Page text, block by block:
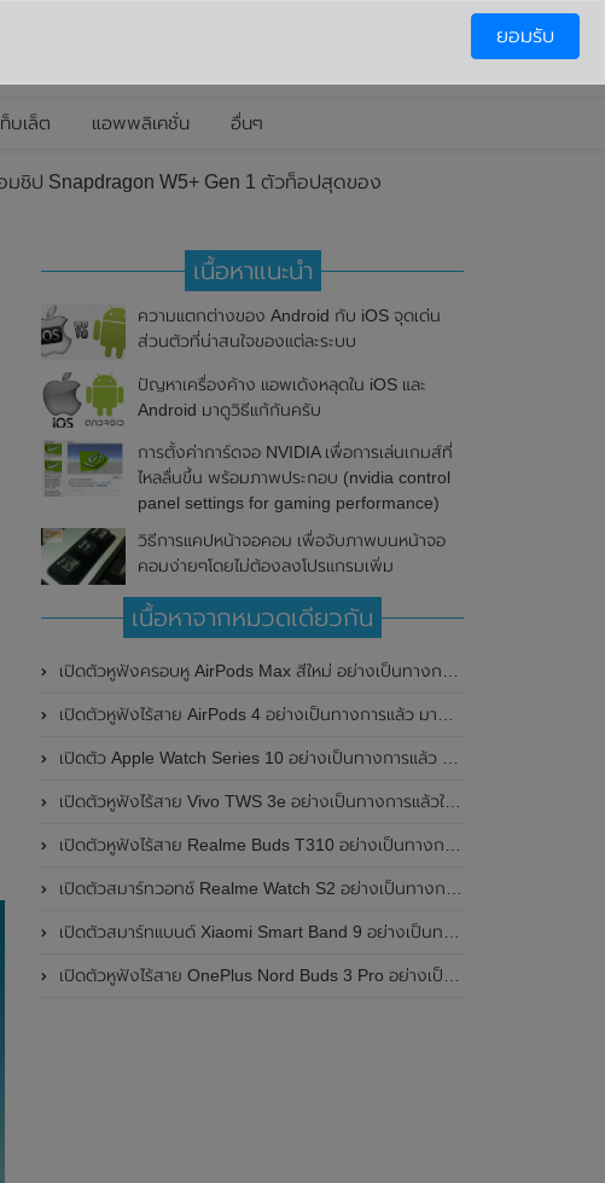
บเล็ต แอพพลิเคชั่น อื่นๆ
มชิป Snapdragon W5+ Gen 1 ตัวท็อปสุดของ
เนื้อหาแนะนำ
ความแตกต่างของ Android กับ iOS จุดเด่น
ส่วนตัวที่น่าสนใจของแต่ละระบบ
ปัญหาเครื่องค้าง แอพเด้งหลุดใน iOS และ
Android มาดูวิธีแก้กันครับ
การตั้งค่าการ์ดจอ NVIDIA เพื่อการเล่นเกมส์ที่
ไหลลื่นขึ้น พร้อมภาพประกอบ (nvidia control
panel settings for gaming performance)
วิธีการแคปหน้าจอคอม เพื่อจับภาพบนหน้าจอ
คอมง่ายๆโดยไม่ต้องลงโปรแกรมเพิ่ม
เนื้อหาจากหมวดเดียวกัน
เปิดตัวหูฟังครอบหู AirPods Max สีใหม่ อย่างเป็นทางการแล้ว
เปิดตัวหูฟังไร้สาย AirPods 4 อย่างเป็นทางการแล้ว มาพร้อม ANC และฟีเจอร์ใหม่มากมาย
เปิดตัว Apple Watch Series 10 อย่างเป็นทางการแล้ว มาพร้อมชิปเซ็ตรุ่น S10
เปิดตัวหูฟังไร้สาย Vivo TWS 3e อย่างเป็นทางการแล้วในประเทศอินเดีย มาพร้อมระบบตัดเสียงรบกวน ANC ที่ 30dB , ป้องกันฝุ่นและกันน้ำที่ระดับ IP54 , แบตเตอรี่สามารถใช้งานนานสูงสุด 36 ชั่วโมง
เปิดตัวหูฟังไร้สาย Realme Buds T310 อย่างเป็นทางการในประเทศอินเดีย มาพร้อมระบบตัดเสียงรบกวน ANC สูงสุด 46dB , เสียงรอบทิศทาง 360 องศา , แบตเตอรี่สามารถใช้งานได้นานสูงสุด 40 ชั่วโมง
เปิดตัวสมาร์ทวอทช์ Realme Watch S2 อย่างเป็นทางการในประเทศอินเดีย มาพร้อมตัวเรือนสแตนเลสสตีล , หน้าจอแสดงผล AMOLED ขนาด 1.43 นิ้ว , แบตเตอรี่ขนาดใหญ่ใช้งานได้นาน 20 วัน และรองรับคำสั่งเสียง Super AI Engine ที่ขับเคลื่อนโดย ChatGPT
เปิดตัวสมาร์ทแบนด์ Xiaomi Smart Band 9 อย่างเป็นทางการแล้ว มาพร้อมหน้าจอ AMOLED ขนาด 1.62 นิ้ว , ตัวเรือนเป็นโลหะ และแบตเตอรี่สุดอึดสามารถใช้งานได้นานถึง 21 วัน
เปิดตัวหูฟังไร้สาย OnePlus Nord Buds 3 Pro อย่างเป็นทางการแล้ว มาพร้อมระบบตัดเสียงรบกวน (ANC) สามารถลดเสียงรบกวนได้ 49dB และแบตเตอรี่สุดอึดใช้งานได้นานสูงสุดถึง 44 ชั่วโมง
ยอมรับ